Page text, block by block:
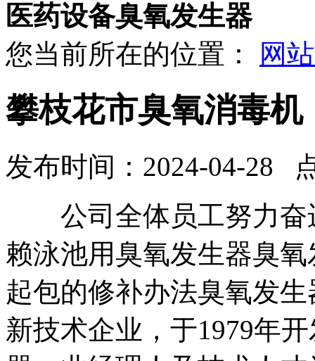
医药设备臭氧发生器
您当前所在的位置：
网
攀枝花市臭氧消毒机
发布时间：2024-04-28
公司全体员工努力奋
赖泳池用臭氧发生器臭
起包的修补办法臭氧发
新技术企业，于1979年